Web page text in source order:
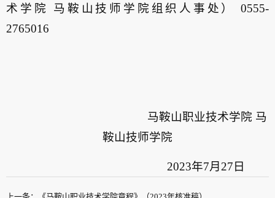
术学院 马鞍山技师学院组织人事处） 0555-
2765016
马鞍山职业技术学院 马
鞍山技师学院
2023年7月27日